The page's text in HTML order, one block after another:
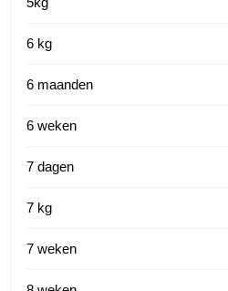
6 kg
6 maanden
6 weken
7 dagen
7 kg
7 weken